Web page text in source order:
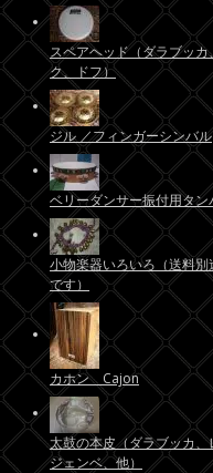
スペアヘッド（ダラブッカ
ク、ドフ）
ジル ／フィンガーシンバル
ベリーダンサー振付用タン
小物楽器いろいろ（送料別
です）
カホン Cajon
太鼓の本皮（ダラブッカ、
ジェンベ、他）